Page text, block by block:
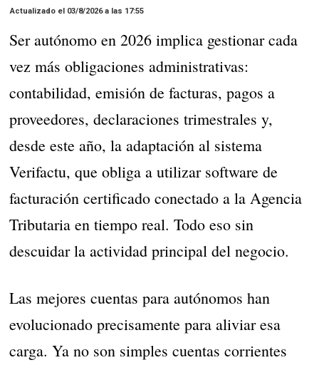
Actualizado el 03/8/2026 a las 17:55
Ser autónomo en 2026 implica gestionar cada
vez más obligaciones administrativas:
contabilidad, emisión de facturas, pagos a
proveedores, declaraciones trimestrales y,
desde este año, la adaptación al sistema
Verifactu, que obliga a utilizar software de
facturación certificado conectado a la Agencia
Tributaria en tiempo real. Todo eso sin
descuidar la actividad principal del negocio.
Las mejores cuentas para autónomos han
evolucionado precisamente para aliviar esa
carga. Ya no son simples cuentas corrientes